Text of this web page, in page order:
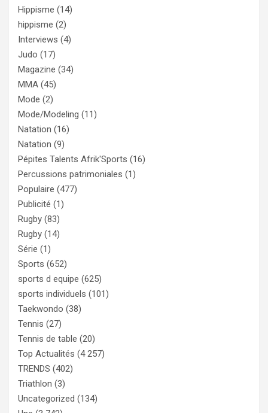
Hippisme (14)
hippisme (2)
Interviews (4)
Judo (17)
Magazine (34)
MMA (45)
Mode (2)
Mode/Modeling (11)
Natation (16)
Natation (9)
Pépites Talents Afrik'Sports (16)
Percussions patrimoniales (1)
Populaire (477)
Publicité (1)
Rugby (83)
Rugby (14)
Série (1)
Sports (652)
sports d equipe (625)
sports individuels (101)
Taekwondo (38)
Tennis (27)
Tennis de table (20)
Top Actualités (4 257)
TRENDS (402)
Triathlon (3)
Uncategorized (134)